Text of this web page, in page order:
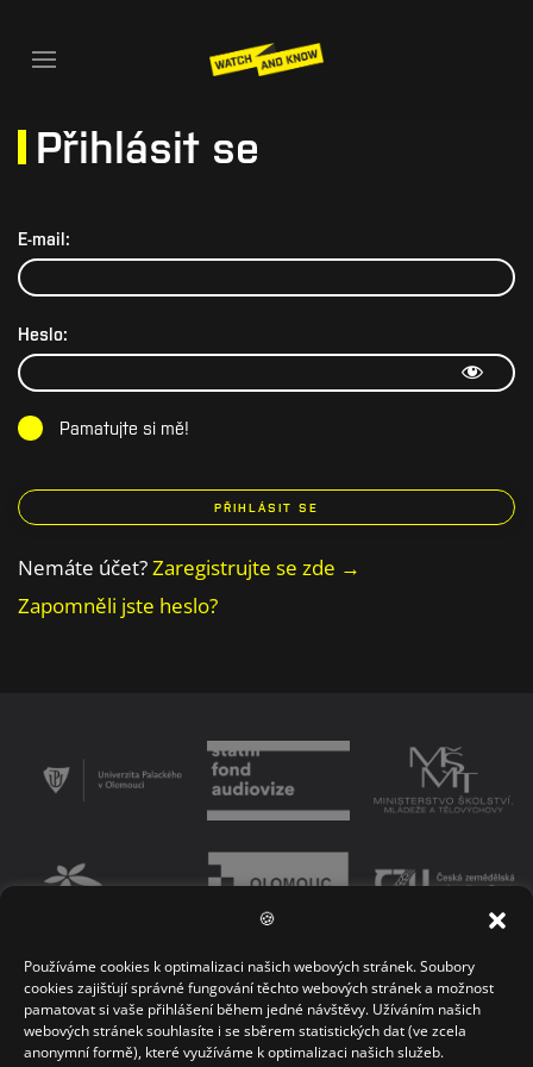
🍪
Používáme cookies k optimalizaci našich webových stránek. Soubory
cookies zajišťují správné fungování těchto webových stránek a možnost
pamatovat si vaše přihlášení během jedné návštěvy. Užíváním našich
webových stránek souhlasíte i se sběrem statistických dat (ve zcela
anonymní formě), které využíváme k optimalizaci našich služeb.
Přihlásit se
E-mail:
Heslo:
Pamatujte si mě!
Nemáte účet?Zaregistrujte se zde →
Zapomněli jste heslo?
PODMÍNKY UŽÍVÁNÍ PLATFORMY ZÁSADY OCHRANY OSOBNÍCH ÚDAJŮ
KONTAKT